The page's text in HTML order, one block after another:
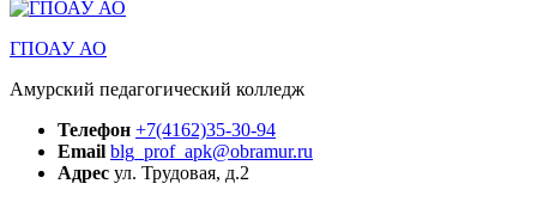
ГПОАУ АО
Амурский педагогический колледж
Телефон +7(4162)35-30-94
Email blg_prof_apk@obramur.ru
Адрес ул. Трудовая, д.2